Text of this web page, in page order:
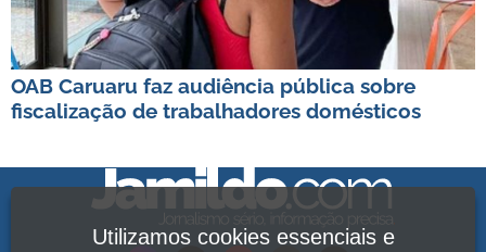
OAB Caruaru faz audiência pública sobre
fiscalização de trabalhadores domésticos
Utilizamos cookies essenciais e